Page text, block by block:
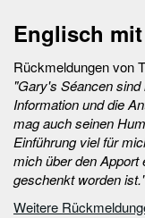
Englisch
Rückmeldungen von
"Gary's Séancen
Information und die
mag auch seinen
Einführung viel für
mich über den Apport
geschenkt worden ist."
Weitere